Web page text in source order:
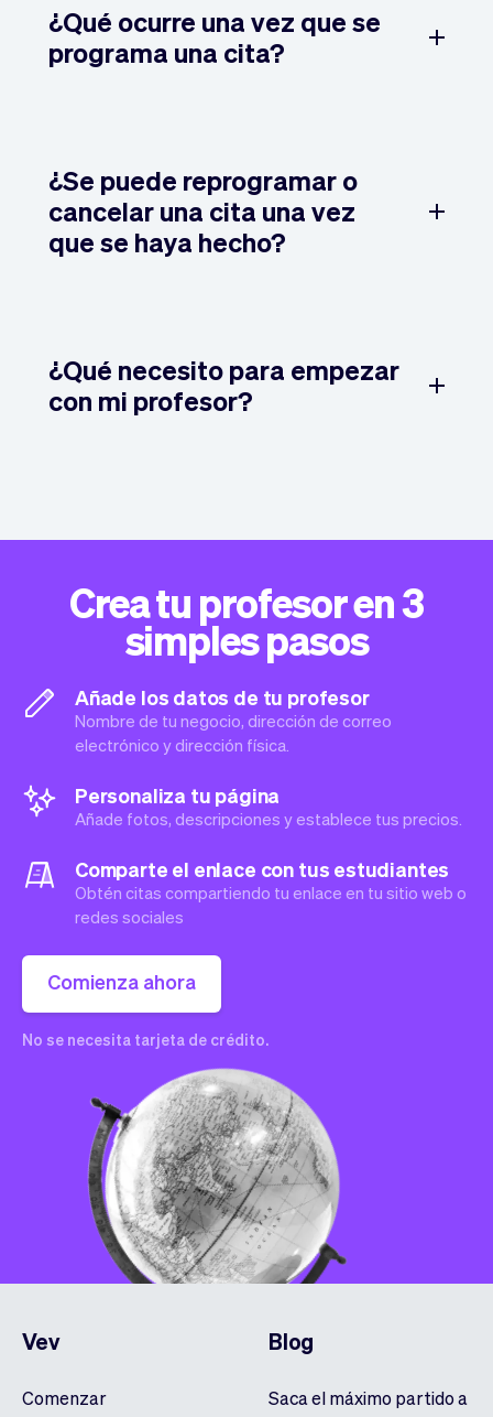
¿Qué ocurre una vez que se
programa una cita?
¿Se puede reprogramar o
cancelar una cita una vez
que se haya hecho?
¿Qué necesito para empezar
con mi profesor?
Crea tu profesor en 3
simples pasos
Añade los datos de tu profesor
Nombre de tu negocio, dirección de correo
electrónico y dirección física.
Personaliza tu página
Añade fotos, descripciones y establece tus precios.
Comparte el enlace con tus estudiantes
Obtén citas compartiendo tu enlace en tu sitio web o
redes sociales
Comienza ahora
No se necesita tarjeta de crédito.
Vev
Comenzar
Blog
Saca el máximo partido a